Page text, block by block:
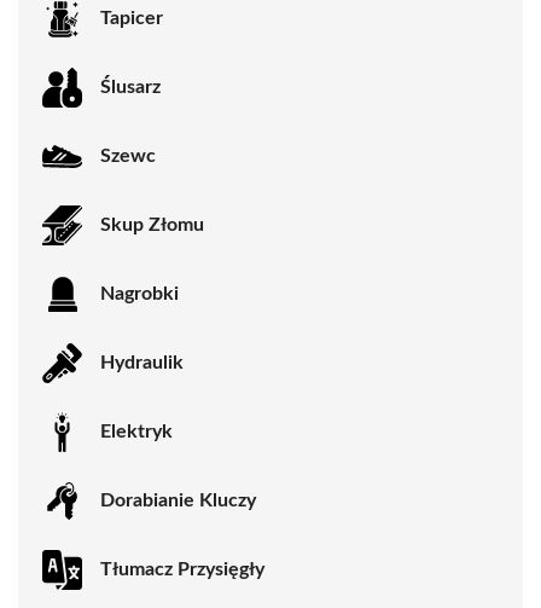
Tapicer
Ślusarz
Szewc
Skup Złomu
Nagrobki
Hydraulik
Elektryk
Dorabianie Kluczy
Tłumacz Przysięgły